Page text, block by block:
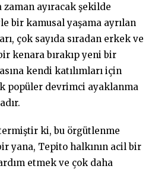
zaman ayıracak şekilde
bir kamusal yaşama ayrılan
çok sayıda sıradan erkek ve
kenara bırakıp yeni bir
kendi katılımları için
popüler devrimci ayaklanma
ki, bu örgütlenme
yana, Tepito halkının acil bir
etmek ve çok daha